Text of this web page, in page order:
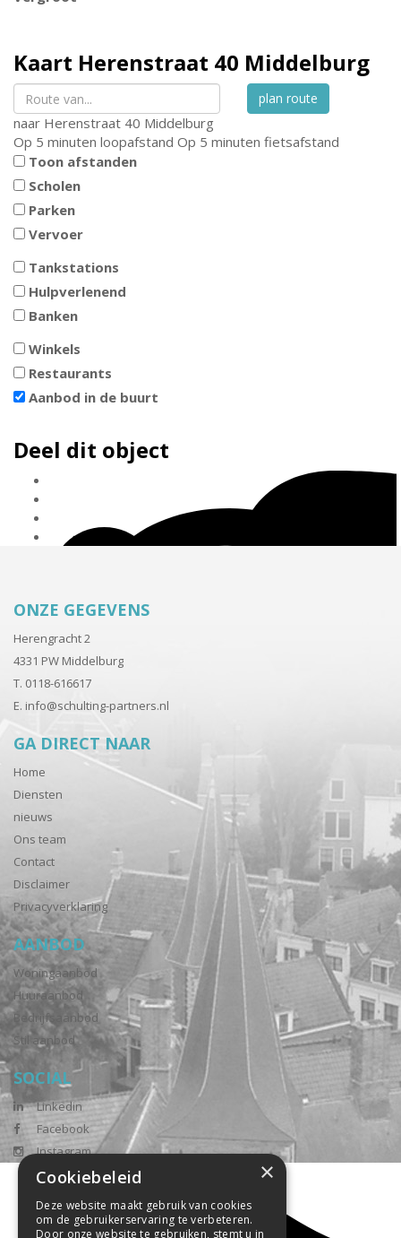
Kaart Herenstraat 40 Middelburg
plan route
naar Herenstraat 40 Middelburg
Op 5 minuten loopafstand Op 5 minuten fietsafstand
Toon afstanden
Scholen
Parken
Vervoer
Tankstations
Hulpverlenend
Banken
Winkels
Restaurants
Aanbod in de buurt
Deel dit object
ONZE GEGEVENS
Herengracht 2
4331 PW Middelburg
T. 0118-616617
E. info@schulting-partners.nl
GA DIRECT NAAR
Home
Diensten
nieuws
Ons team
Contact
Disclaimer
Privacyverklaring
AANBOD
Woningaanbod
Huuraanbod
Bedrijfsaanbod
Stil aanbod
SOCIAL
Linkedin
Facebook
Instagram
×
Cookiebeleid
Deze website maakt gebruik van cookies
om de gebruikerservaring te verbeteren.
Door onze website te gebruiken, stemt u in